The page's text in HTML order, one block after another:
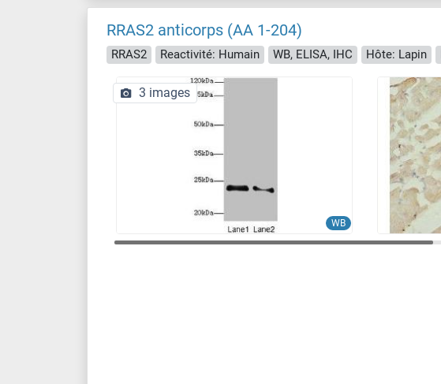
RRAS2 anticorps (AA 1-204)
RRAS2 Reactivité: Humain WB, ELISA, IHC Hôte: Lapin
WB
3 images